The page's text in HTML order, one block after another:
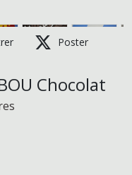
Poster
Chocolat